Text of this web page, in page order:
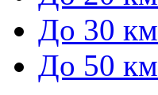
До 30 км
До 50 км